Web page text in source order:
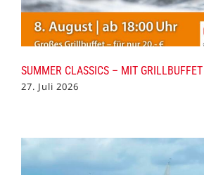
SUMMER CLASSICS – MIT GRILLBUFFET
27. Juli 2026